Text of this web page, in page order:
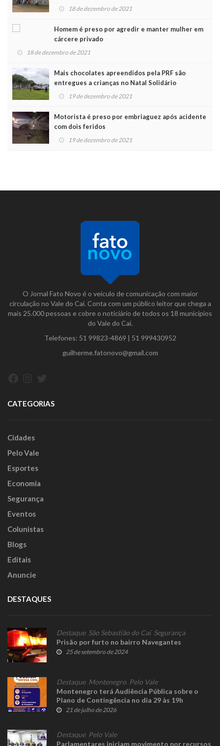
Noel
18 de dezembro de 2021
Homem é preso por agredir e manter mulher em
cárcere privado
18 de dezembro de 2021
Mais chocolates apreendidos pela PRF são
entregues a crianças no Natal Solidário
19 de dezembro de 2021
Motorista é preso por embriaguez após acidente
com dois feridos
19 de dezembro de 2021
O Jornal Fato Novo é o veículo de comunicação com maior
circulação no Vale do Caí. Conta com um público leitor que chega a
mais 25.000 pessoas e cobre o noticiário de todos os 18 municípios
do Vale do Caí.
Telefones: 51 99823-4869 | 51 999430952
guilherme.fatonovo@gmail.com
CATEGORIAS
Cidades
Pelo Vale
Esportes
Economia
Segurança
Eventos
Colunistas
Blogs
Editais
Anuncie
DESTAQUES
Destaque, São Sebastião do Caí, Segurança
Prisão por furto no bairro Navegantes
25 de setembro de 2024
Destaque, Montenegro Pelo Vale
Montenegro terá Audiência Pública sobre o
Plano de Contingência no dia 29 às 19h
21 de julho de 2026
Destaque, Pelo Vale
Parlamentares iniciam movimento por recursos